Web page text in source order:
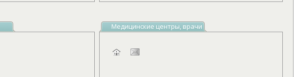
Медицинские центры, врачи